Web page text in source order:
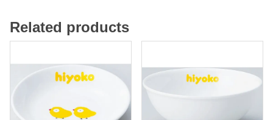
能
箱
可
Related products